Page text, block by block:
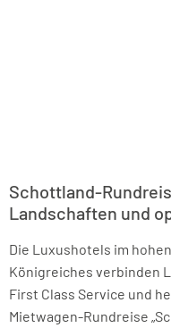
Schottland-
Landschaften und
Die Luxushotels im
Königreiches verbinden
First Class Service und
Mietwagen-Rundreise